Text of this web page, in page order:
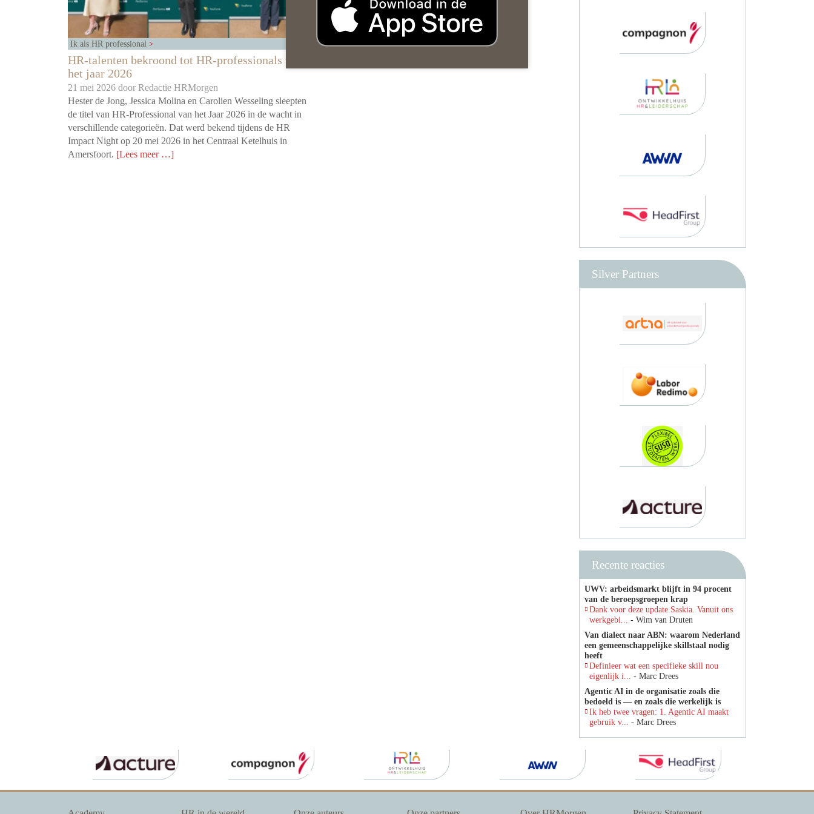
Ik als HR professional
HR-talenten bekroond tot HR-professionals van
het jaar 2026
21 mei 2026 door Redactie HRMorgen
Hester de Jong, Jessica Molina en Carolien Wesseling sleepten
de titel van HR-Professional van het Jaar 2026 in de wacht in
verschillende categorieën. Dat werd bekend tijdens de HR
Impact Night op 20 mei 2026 in het Centraal Ketelhuis in
Amersfoort. [Lees meer …]
Silver Partners
Recente reacties
UWV: arbeidsmarkt blijft in 94 procent
van de beroepsgroepen krap
Dank voor deze update Saskia. Vanuit ons
werkgebi... - Wim van Druten
Van dialect naar ABN: waarom Nederland
een gemeenschappelijke skillstaal nodig
heeft
Definieer wat een specifieke skill nou
eigenlijk i... - Marc Drees
Agentic AI in de organisatie zoals die
bedoeld is — en zoals die werkelijk is
Ik heb twee vragen: 1. Agentic AI maakt
gebruik v... - Marc Drees